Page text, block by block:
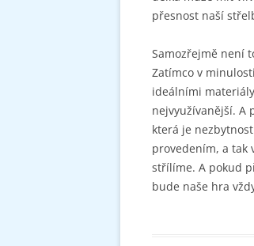
přesnost naší
Samozřejmě není
Zatímco v
ideálními
nejvyužívanější. A
která je
provedením, a tak
střílíme. A pokud
bude naše hra